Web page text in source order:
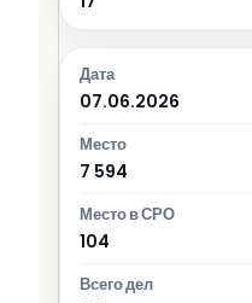
07.06.2026
7 594
104